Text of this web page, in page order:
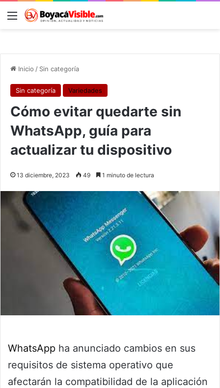
Menú
Inicio / Sin categoría
Sin categoría Variedades
Cómo evitar quedarte sin
WhatsApp, guía para
actualizar tu dispositivo
13 diciembre, 2023 49 1 minuto de lectura
WhatsApp ha anunciado cambios en sus
requisitos de sistema operativo que
afectarán la compatibilidad de la aplicación